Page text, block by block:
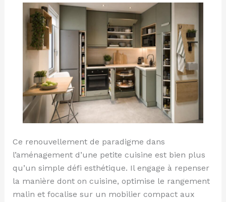
Ce renouvellement de paradigme dans
l’aménagement d’une petite cuisine est bien plus
qu’un simple défi esthétique. Il engage à repenser
la manière dont on cuisine, optimise le rangement
malin et focalise sur un mobilier compact aux
règles
changent
tout